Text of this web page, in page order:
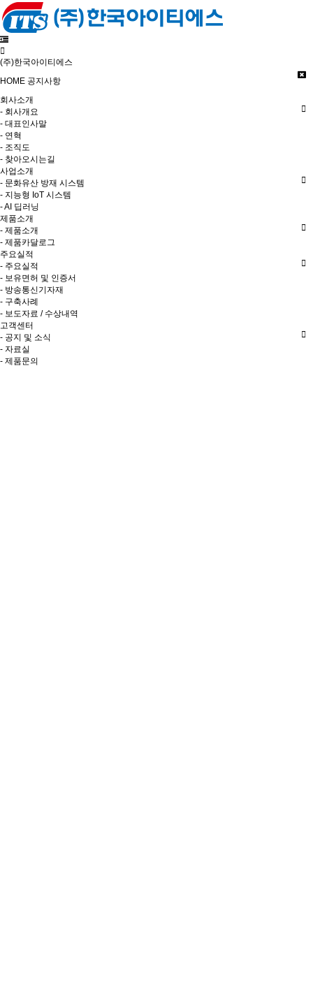
(주)한국아이티에스
HOME 공지사항
회사소개
- 회사개요
- 대표인사말
- 연혁
- 조직도
- 찾아오시는길
사업소개
- 문화유산 방재 시스템
- 지능형 IoT 시스템
- AI 딥러닝
제품소개
- 제품소개
- 제품카달로그
주요실적
- 주요실적
- 보유면허 및 인증서
- 방송통신기자재
- 구축사례
- 보도자료 / 수상내역
고객센터
- 공지 및 소식
- 자료실
- 제품문의